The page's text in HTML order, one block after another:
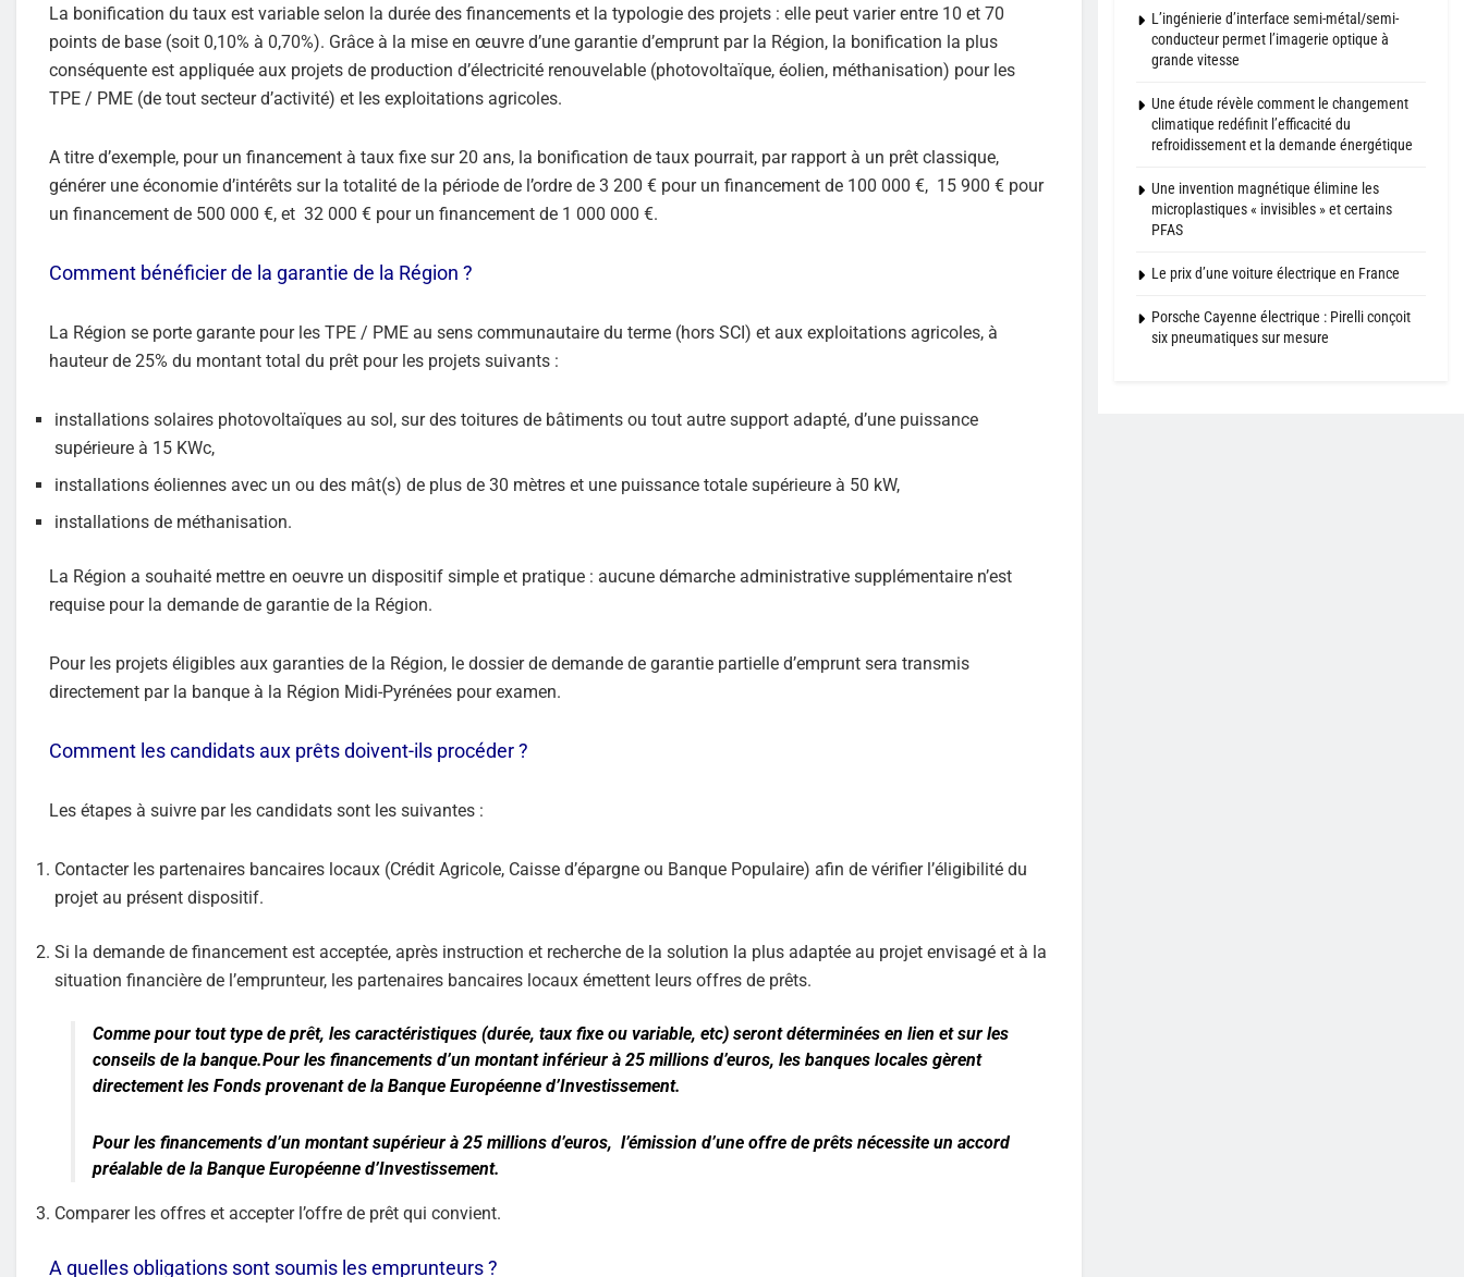
La bonification du taux est variable selon la durée des financements et la typologie des projets : elle peut varier entre 10 et 70
points de base (soit 0,10% à 0,70%). Grâce à la mise en œuvre d’une garantie d’emprunt par la Région, la bonification la plus
conséquente est appliquée aux projets de production d’électricité renouvelable (photovoltaïque, éolien, méthanisation) pour les
TPE / PME (de tout secteur d’activité) et les exploitations agricoles.
A titre d’exemple, pour un financement à taux fixe sur 20 ans, la bonification de taux pourrait, par rapport à un prêt classique,
générer une économie d’intérêts sur la totalité de la période de l’ordre de 3 200 € pour un financement de 100 000 €, 15 900 € pour
un financement de 500 000 €, et 32 000 € pour un financement de 1 000 000 €.
Comment bénéficier de la garantie de la Région ?
La Région se porte garante pour les TPE / PME au sens communautaire du terme (hors SCI) et aux exploitations agricoles, à
hauteur de 25% du montant total du prêt pour les projets suivants :
installations solaires photovoltaïques au sol, sur des toitures de bâtiments ou tout autre support adapté, d’une puissance
supérieure à 15 KWc,
installations éoliennes avec un ou des mât(s) de plus de 30 mètres et une puissance totale supérieure à 50 kW,
installations de méthanisation.
La Région a souhaité mettre en oeuvre un dispositif simple et pratique : aucune démarche administrative supplémentaire n’est
requise pour la demande de garantie de la Région.
Pour les projets éligibles aux garanties de la Région, le dossier de demande de garantie partielle d’emprunt sera transmis
directement par la banque à la Région Midi-Pyrénées pour examen.
Comment les candidats aux prêts doivent-ils procéder ?
Les étapes à suivre par les candidats sont les suivantes :
Contacter les partenaires bancaires locaux (Crédit Agricole, Caisse d’épargne ou Banque Populaire) afin de vérifier l’éligibilité du
projet au présent dispositif.
Si la demande de financement est acceptée, après instruction et recherche de la solution la plus adaptée au projet envisagé et à la
situation financière de l’emprunteur, les partenaires bancaires locaux émettent leurs offres de prêts.
Comme pour tout type de prêt, les caractéristiques (durée, taux fixe ou variable, etc) seront déterminées en lien et sur les
conseils de la banque.Pour les financements d’un montant inférieur à 25 millions d’euros, les banques locales gèrent
directement les Fonds provenant de la Banque Européenne d’Investissement.
Pour les financements d’un montant supérieur à 25 millions d’euros, l’émission d’une offre de prêts nécessite un accord
préalable de la Banque Européenne d’Investissement.
Comparer les offres et accepter l’offre de prêt qui convient.
A quelles obligations sont soumis les emprunteurs ?
L’ingénierie d’interface semi-métal/semi-
conducteur permet l’imagerie optique à
grande vitesse
Une étude révèle comment le changement
climatique redéfinit l’efficacité du
refroidissement et la demande énergétique
Une invention magnétique élimine les
microplastiques « invisibles » et certains
PFAS
Le prix d’une voiture électrique en France
Porsche Cayenne électrique : Pirelli conçoit
six pneumatiques sur mesure